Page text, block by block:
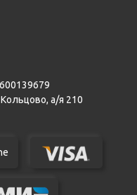
а/я 210